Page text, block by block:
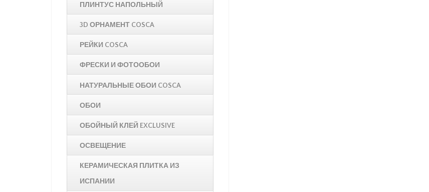
ПЛИНТУС НАПОЛЬНЫЙ
3D ОРНАМЕНТ COSCA
РЕЙКИ COSCA
ФРЕСКИ И ФОТООБОИ
НАТУРАЛЬНЫЕ ОБОИ COSCA
ОБОИ
ОБОЙНЫЙ КЛЕЙ EXCLUSIVE
ОСВЕЩЕНИЕ
КЕРАМИЧЕСКАЯ ПЛИТКА ИЗ
ИСПАНИИ